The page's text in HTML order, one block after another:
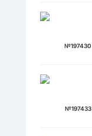
№197430
№197433